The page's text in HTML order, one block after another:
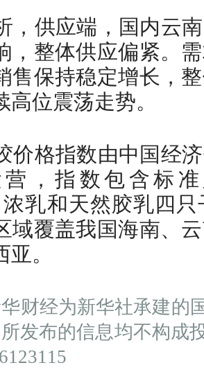
，供应端，国内云
，整体供应偏紧。
售保持稳定增长，
高位震荡走势。
价格指数由中国经
，指数包含标
浓乳和天然胶乳四
域覆盖我国海南、
。
财经为新华社承建的
发布的信息均不构成